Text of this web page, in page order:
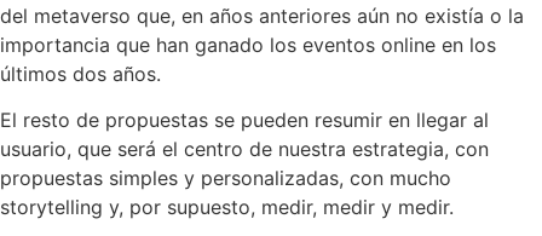
del metaverso que, en años anteriores aún no existía o la
importancia que han ganado los eventos online en los
últimos dos años.
El resto de propuestas se pueden resumir en llegar al
usuario, que será el centro de nuestra estrategia, con
propuestas simples y personalizadas, con mucho
storytelling y, por supuesto, medir, medir y medir.